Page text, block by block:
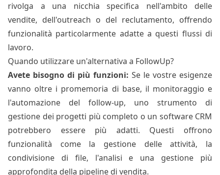
rivolga a una nicchia specifica nell'ambito delle
vendite, dell'outreach o del reclutamento, offrendo
funzionalità particolarmente adatte a questi flussi di
lavoro.
Quando utilizzare un'alternativa a FollowUp?
Avete bisogno di più funzioni: Se le vostre esigenze
vanno oltre i promemoria di base, il monitoraggio e
l'automazione del follow-up, uno strumento di
gestione dei progetti più completo o un software CRM
potrebbero essere più adatti. Questi offrono
funzionalità come la gestione delle attività, la
condivisione di file, l'analisi e una gestione più
approfondita della pipeline di vendita.